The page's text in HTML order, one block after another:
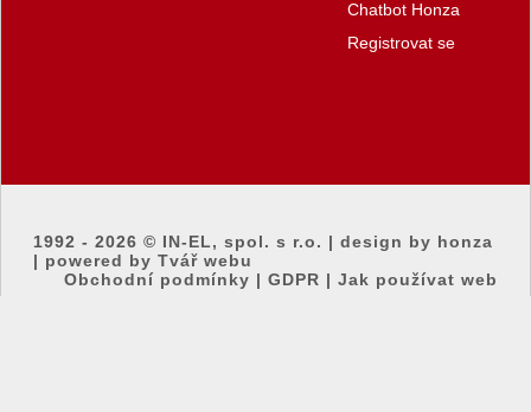
Chatbot Honza
Registrovat se
1992 - 2026 © IN-EL, spol. s r.o. | design by honza
| powered by Tvář webu
Obchodní podmínky |GDPR |Jak používat web